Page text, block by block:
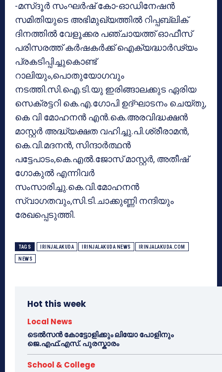
-മസ്ദൂർ സംഘർഷ് കോ-ഓഡിനേഷൻ
സമിതിയുടെ അഭിമുഖ്യത്തിൽ റിപ്പബ്ലിക്
ദിനത്തിൽ വേളൂക്കര പഞ്ചായത്ത് ഓഫീസ്
പരിസരത്ത് കർഷകർക്ക് ഐക്യദ്ധാർഢ്യം
പ്രകടിപ്പിച്ചുകൊണ്ട്
റാലിയും,പൊതുയോഗവും
നടത്തി.സി.ഐ.ടി.യു ഇരിങ്ങാലക്കുട ഏരിയ
സെക്രട്ടറി കെ.എ.ഗോപി ഉദ്ഘാടനം ചെയ്തു,
കെ വി മോഹനൻ എൻ.കെ.അരവിദ്ധക്ഷൻ
മാസ്റ്റർ അദ്ധ്യക്ഷത വഹിച്ചു.പി.ശ്രീരാമൻ,
കെ.വി.മദനൻ, സിന്ദാർത്ഥൻ
പട്ടേപാടം,കെ.എൽ.ജോസ് മാസ്റ്റർ, അതീഷ്
ഗോകുൽ എന്നിവർ
സംസാരിച്ചു.കെ.വി.മോഹനൻ
സ്വാഗതവും,സി.ടി.ചാക്കുണ്ണി നന്ദിയും
രേഖപ്പെടുത്തി.
TAGS IRINJALAKUDA IRINJALAKUDA NEWS IRINJALAKUDA.COM
NEWS
Hot this week
Local News
ടെൽസൻ കോട്ടോളിക്കും ലിയോ പോളിനും
ജെ.എഫ്.എസ്. പുരസ്കാരം
School & College